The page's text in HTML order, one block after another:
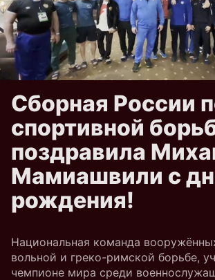
Сборная России
спортивной
поздравила
Мамиашвили с
рождения!
Национальная команда
вольной и греко-римской борьбе,
чемпионе мира среди